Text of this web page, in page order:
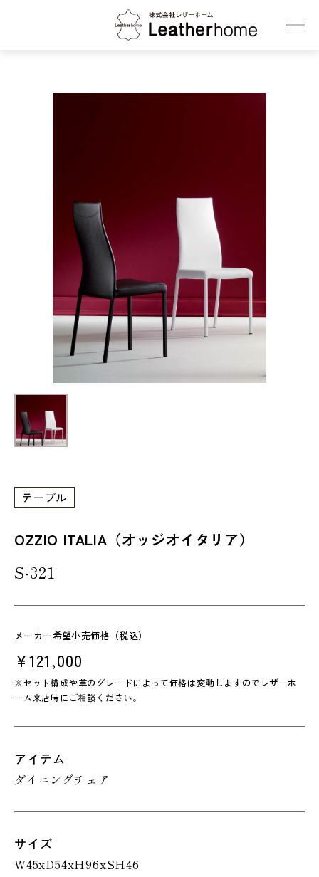
株式会社レザーホーム
テーブル
OZZIO ITALIA（オッジオイタリア）
S-321
メーカー希望小売価格（税込）
¥121,000
※セット構成や革のグレードによって価格は変動しますのでレザーホ
ーム来店時にご相談ください。
アイテム
ダイニングチェア
サイズ
W45xD54xH96xSH46